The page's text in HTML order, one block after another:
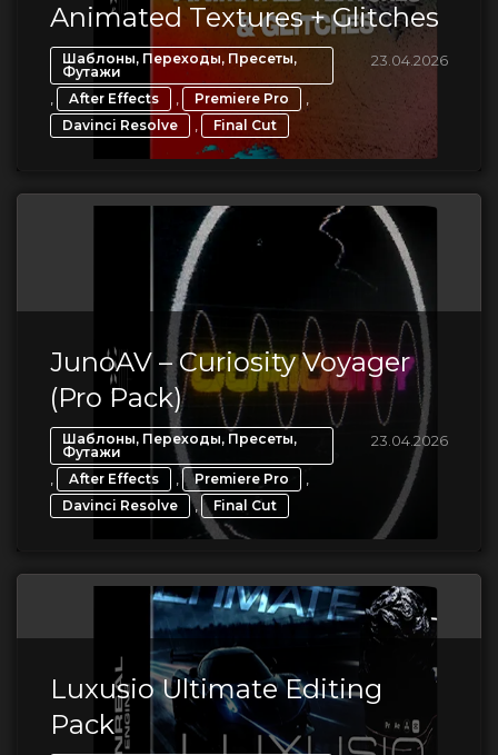
Animated Textures + Glitches
Шаблоны, Переходы, Пресеты,
Футажи
, After Effects , Premiere Pro ,
Davinci Resolve , Final Cut
23.04.2026
JunoAV – Curiosity Voyager
(Pro Pack)
Шаблоны, Переходы, Пресеты,
Футажи
, After Effects , Premiere Pro ,
Davinci Resolve , Final Cut
23.04.2026
Luxusio Ultimate Editing
Pack